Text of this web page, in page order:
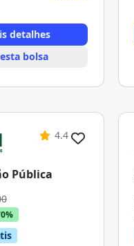
detalhes
bolsa
4.4
Pública